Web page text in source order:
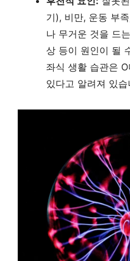
기), 비만, 운동 부
나 무거운 것을 드
상 등이 원인이 될
좌식 생활 습관은
있다고 알려져 있습